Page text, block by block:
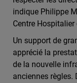
indique Philippe
Centre Hospitalier
Un support de
apprécié la
de la nouvelle
anciennes règles.